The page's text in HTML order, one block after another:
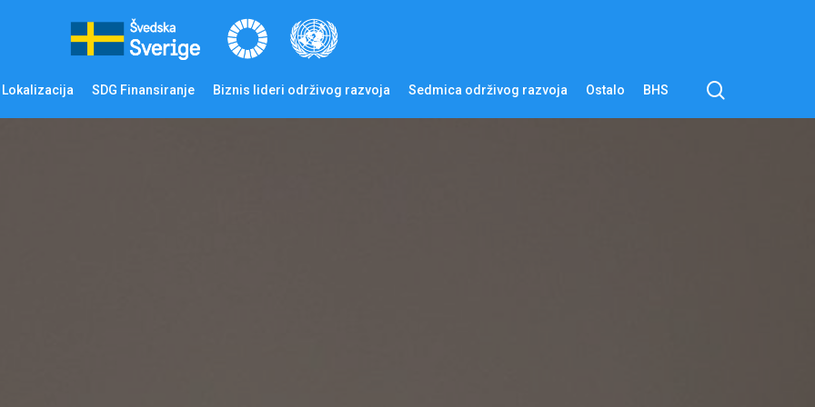
Lokalizacija SDG Finansiranje Biznis lideri održivog razvoja Sedmica održivog razvoja Ostalo BHS